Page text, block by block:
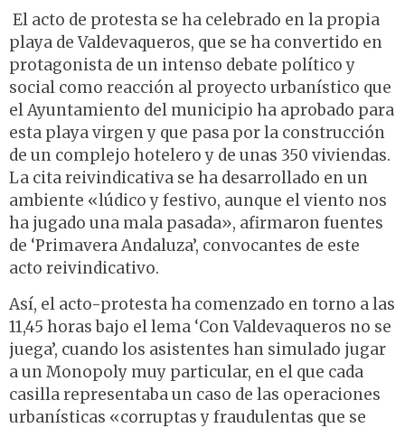
El acto de protesta se ha celebrado en la propia
playa de Valdevaqueros, que se ha convertido en
protagonista de un intenso debate político y
social como reacción al proyecto urbanístico que
el Ayuntamiento del municipio ha aprobado para
esta playa virgen y que pasa por la construcción
de un complejo hotelero y de unas 350 viviendas.
La cita reivindicativa se ha desarrollado en un
ambiente «lúdico y festivo, aunque el viento nos
ha jugado una mala pasada», afirmaron fuentes
de ‘Primavera Andaluza’, convocantes de este
acto reivindicativo.
Así, el acto-protesta ha comenzado en torno a las
11,45 horas bajo el lema ‘Con Valdevaqueros no se
juega’, cuando los asistentes han simulado jugar
a un Monopoly muy particular, en el que cada
casilla representaba un caso de las operaciones
urbanísticas «corruptas y fraudulentas que se